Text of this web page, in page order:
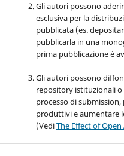
Gli autori possono
esclusiva per la
pubblicata (es.
pubblicarla in una
prima pubblicazione è
Gli autori possono
repository istituzionali
processo di
produttivi e aumentare
(VediThe Effect of Open